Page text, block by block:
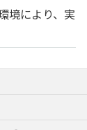
境により、実